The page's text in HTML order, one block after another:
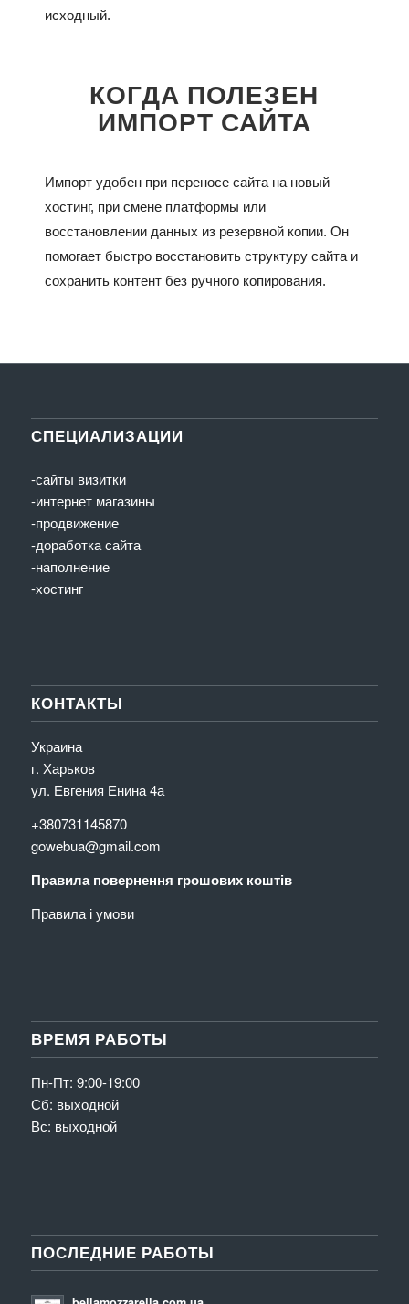
исходный.
КОГДА ПОЛЕЗЕН
ИМПОРТ САЙТА
Импорт удобен при переносе сайта на новый
хостинг, при смене платформы или
восстановлении данных из резервной копии. Он
помогает быстро восстановить структуру сайта и
сохранить контент без ручного копирования.
СПЕЦИАЛИЗАЦИИ
-сайты визитки
-интернет магазины
-продвижение
-доработка сайта
-наполнение
-хостинг
КОНТАКТЫ
Украина
г. Харьков
ул. Евгения Енина 4а
+380731145870
gowebua@gmail.com
Правила повернення грошових коштів
Правила і умови
ВРЕМЯ РАБОТЫ
Пн-Пт: 9:00-19:00
Сб: выходной
Вс: выходной
ПОСЛЕДНИЕ РАБОТЫ